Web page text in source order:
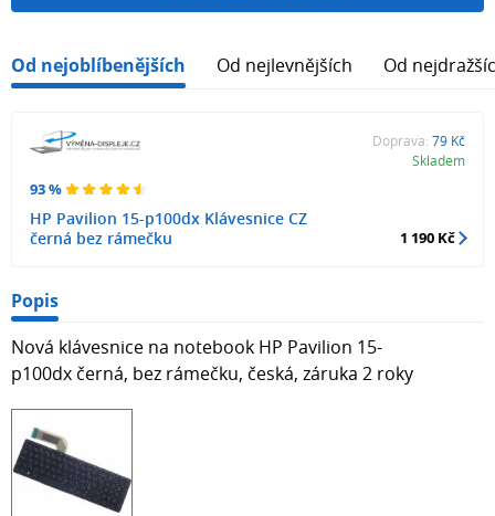
Od nejoblíbenějších Od nejlevnějších Od
93 %
HP Pavilion 15-p100dx Klávesnice CZ
černá bez rámečku
Doprava: 79 Kč
Skladem
1 190 Kč
Popis
Nová klávesnice na notebook HP Pavilion 15-
p100dx černá, bez rámečku, česká, záruka 2 roky